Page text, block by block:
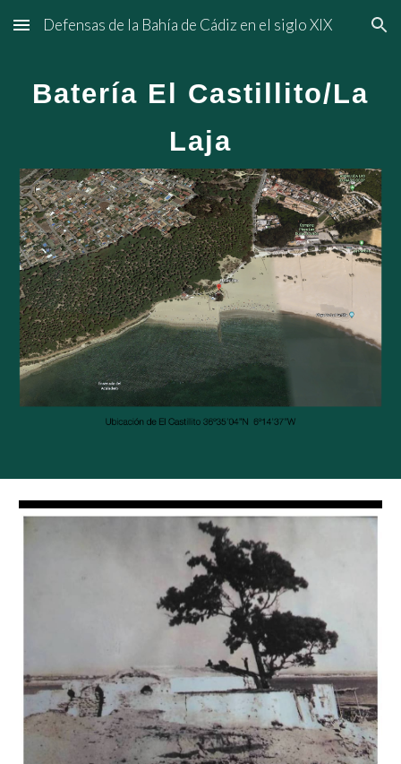
Skip to main content Skip to navigation
Defensas de la Bahía de Cádiz en el siglo XIX
Batería El Castillito/La
Laja